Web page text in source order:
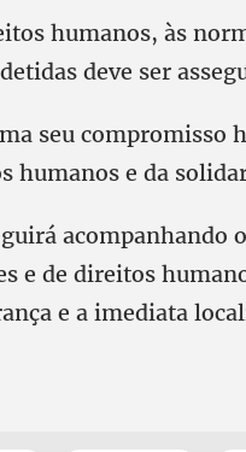
humanos, às
deve ser
seu compromisso
humanos e da
acompanhando
e de direitos
e a imediata